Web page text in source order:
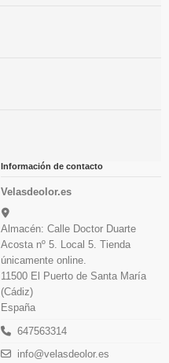
Información de contacto
Velasdeolor.es
Almacén: Calle Doctor Duarte
Acosta nº 5. Local 5. Tienda
únicamente online.
11500 El Puerto de Santa María
(Cádiz)
España
647563314
info@velasdeolor.es